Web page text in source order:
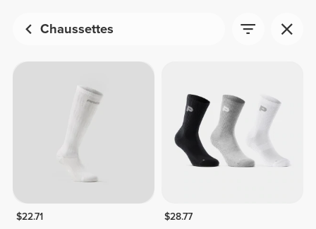
Chaussettes
$22.71
$28.77